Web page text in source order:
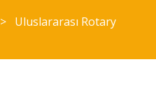
> Uluslararası Rotary